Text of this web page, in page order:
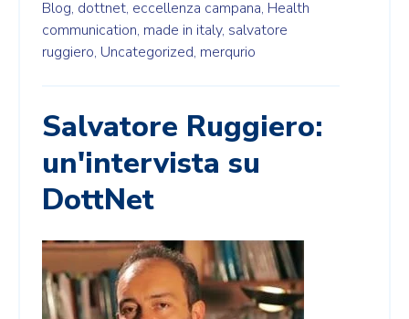
Blog, dottnet, eccellenza campana, Health
communication, made in italy, salvatore
ruggiero, Uncategorized, merqurio
Salvatore Ruggiero:
un'intervista su
DottNet